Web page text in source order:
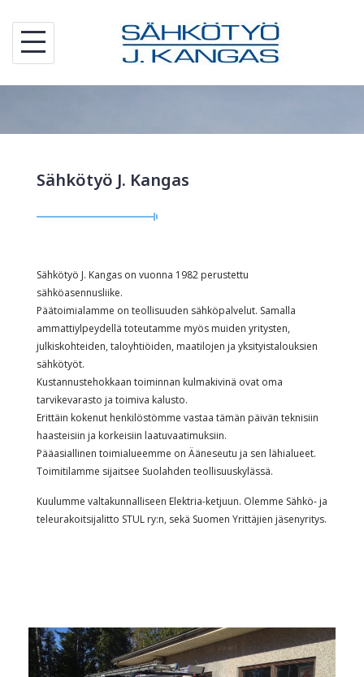
content
Sähkötyö J. Kangas
Sähkötyö J. Kangas on vuonna 1982 perustettu
sähköasennusliike.
Päätoimialamme on teollisuuden sähköpalvelut. Samalla
ammattiylpeydellä toteutamme myös muiden yritysten,
julkiskohteiden, taloyhtiöiden, maatilojen ja yksityistalouksien
sähkötyöt.
Kustannustehokkaan toiminnan kulmakivinä ovat oma
tarvikevarasto ja toimiva kalusto.
Erittäin kokenut henkilöstömme vastaa tämän päivän teknisiin
haasteisiin ja korkeisiin laatuvaatimuksiin.
Pääasiallinen toimialueemme on Ääneseutu ja sen lähialueet.
Toimitilamme sijaitsee Suolahden teollisuuskylässä.
Kuulumme valtakunnalliseen Elektria-ketjuun. Olemme Sähkö- ja
teleurakoitsijalitto STUL ry:n, sekä Suomen Yrittäjien jäsenyritys.